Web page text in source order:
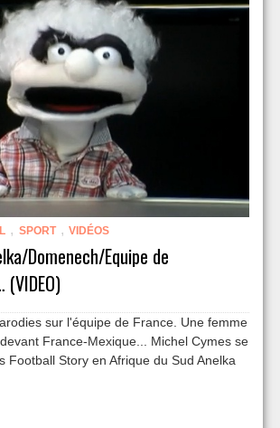
, SPORT , VIDÉOS
Domenech/Equipe de
sur l'équipe de France. Une femme
France-Mexique... Michel Cymes se
Football Story en Afrique du Sud Anelka